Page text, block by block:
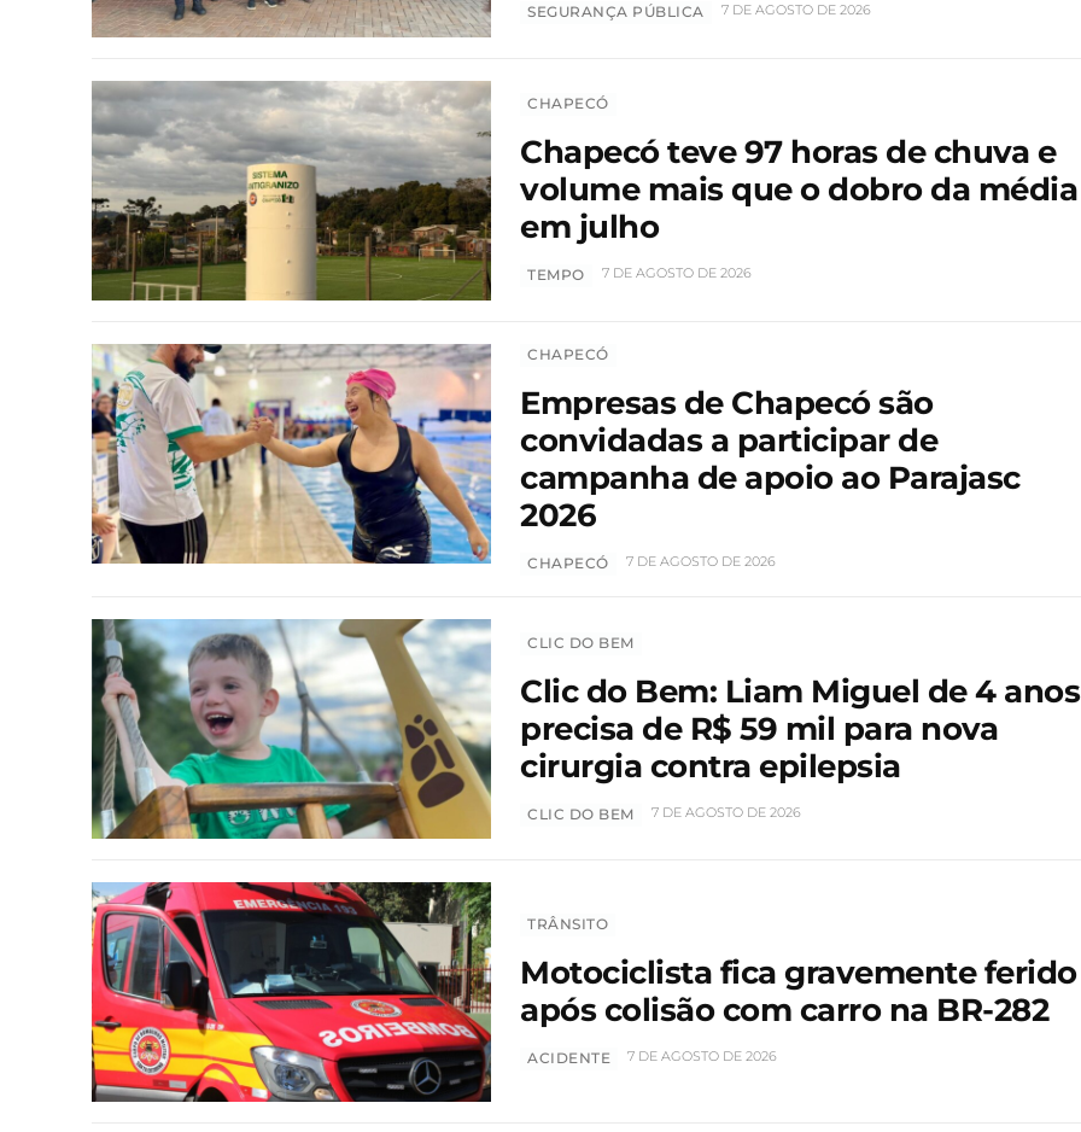
SEGURANÇA PÚBLICA 7 DE AGOSTO DE 2026
CHAPECÓ
Chapecó teve 97 horas de chuva e
volume mais que o dobro da média
em julho
TEMPO 7 DE AGOSTO DE 2026
CHAPECÓ
Empresas de Chapecó são
convidadas a participar de
campanha de apoio ao Parajasc
2026
CHAPECÓ 7 DE AGOSTO DE 2026
CLIC DO BEM
Clic do Bem: Liam Miguel de 4 anos
precisa de R$ 59 mil para nova
cirurgia contra epilepsia
CLIC DO BEM 7 DE AGOSTO DE 2026
TRÂNSITO
Motociclista fica gravemente ferido
após colisão com carro na BR-282
ACIDENTE 7 DE AGOSTO DE 2026